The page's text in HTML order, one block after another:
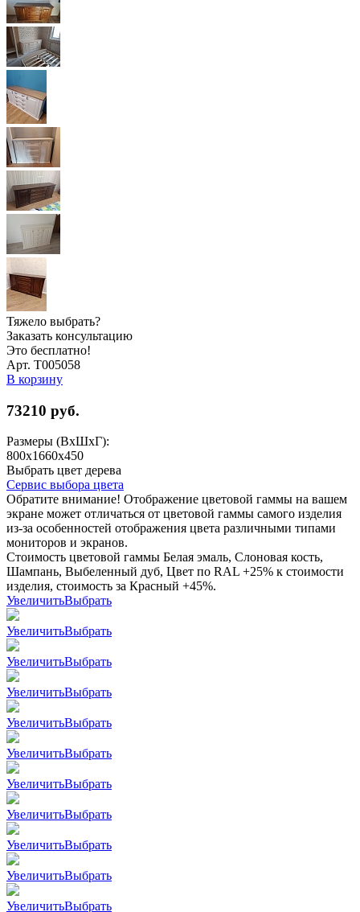
Тяжело выбрать?
Заказать консультацию
Это бесплатно!
Арт. Т005058
В корзину
73210 руб.
Размеры (ВхШхГ):
800х1660х450
Выбрать цвет дерева
Сервис выбора цвета
Обратите внимание! Отображение цветовой гаммы на вашем
экране может отличаться от цветовой гаммы самого изделия
из-за особенностей отображения цвета различными типами
мониторов и экранов.
Стоимость цветовой гаммы Белая эмаль, Слоновая кость,
Шампань, Выбеленный дуб, Цвет по RAL +25% к стоимости
изделия, стоимость за Красный +45%.
УвеличитьВыбрать
УвеличитьВыбрать
УвеличитьВыбрать
УвеличитьВыбрать
УвеличитьВыбрать
УвеличитьВыбрать
УвеличитьВыбрать
УвеличитьВыбрать
УвеличитьВыбрать
УвеличитьВыбрать
УвеличитьВыбрать